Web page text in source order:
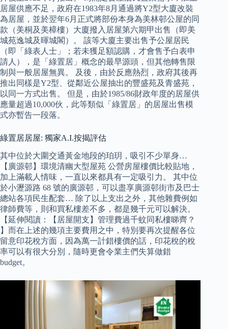
居屋供應不足，政府在1983年8月通過將Y2型大廈改裝
為居屋，並於翌年6月正式將部份本身為美林邨公屋的同
款（美桐及美樟樓）大廈撥入居屋第六期甲出售（即美
城苑逸城及暉城閣）。 該等大廈主要出售予公屋居民
（即「綠表人士」；若未獲足額認購，才會售予白表申
請人），是「綠置居」概念的最早源頭，但其他轉售限
制與一般居屋無異。 及後，由於反應熱烈，政府其後再
推出同樣是Y2型、從鄰近公屋抽出的豐盛苑及青盛苑，
以同一方式出售。 但是，由於1985/86財政年度的居屋供
應量超過10,000伙，此等類似「綠置居」的居屋出售模
式亦暫告一段落。
綠置居居屋: 獨家A.I.按揭評估
其中位於大圍交通黃金地段的珀玥，吸引不少單身…
【廣源邨】環境清幽大型屋苑 公營房屋樓價比較貼地，
加上滿載人情味，一直以來都具有一定吸引力。 其中位
於小瀝源路 68 號的廣源邨，可以盡享廣源邨街市及巴士
總站各項民生配套… 除了以上支出之外，其他雜費例如
律師費等，則和買私樓差不多，都是幾千元可以解決。
【延伸閱讀：【居屋開支】管理費過千蚊同私樓睇齊？
】而在上述的幾項主要費用之中，特別要再次提醒各位
留意印花稅方面，因為萬一計錯樓價的話，印花稅的稅
率可以有很大分別，隨時更會令業主們失算做錯
budget。